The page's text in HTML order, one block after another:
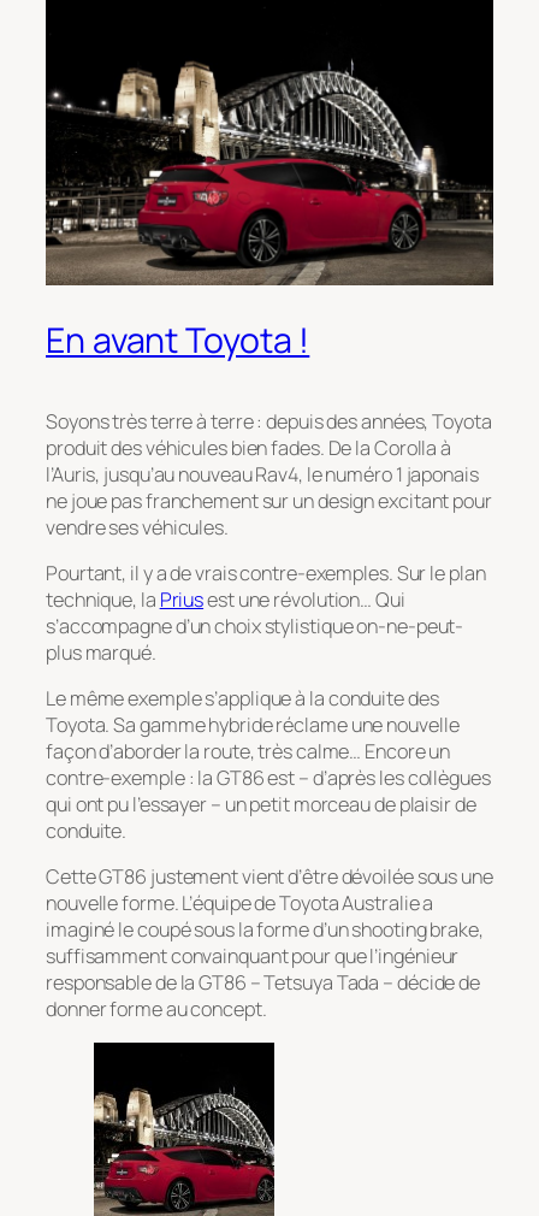
En avant Toyota !
Soyons très terre à terre : depuis des années, Toyota
produit des véhicules bien fades. De la Corolla à
l’Auris, jusqu’au nouveau Rav4, le numéro 1 japonais
ne joue pas franchement sur un design excitant pour
vendre ses véhicules.
Pourtant, il y a de vrais contre-exemples. Sur le plan
technique, la Priusest une révolution… Qui
s’accompagne d’un choix stylistique on-ne-peut-
plus marqué.
Le même exemple s’applique à la conduite des
Toyota. Sa gamme hybride réclame une nouvelle
façon d’aborder la route, très calme… Encore un
contre-exemple : la GT86 est – d’après les collègues
qui ont pu l’essayer – un petit morceau de plaisir de
conduite.
Cette GT86 justement vient d’être dévoilée sous une
nouvelle forme. L’équipe de Toyota Australie a
imaginé le coupé sous la forme d’un shooting brake,
suffisamment convainquant pour que l’ingénieur
responsable de la GT86 – Tetsuya Tada – décide de
donner forme au concept.